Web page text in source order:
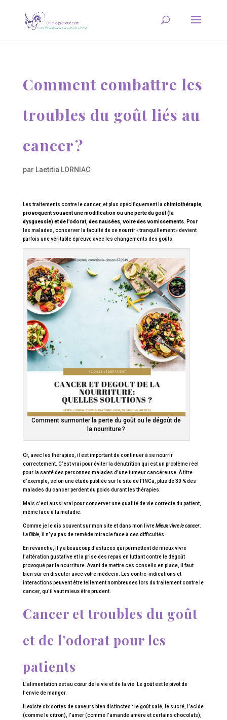
Comment combattre les
troubles du goût liés au
cancer ?
par Laetitia LORNIAC
Les traitements contre le cancer, et plus spécifiquement la chimiothérapie,
provoquent souvent une modification ou une perte du goût (la
dysgueusie) et de l’odorat, des nausées, voire des vomissements. Pour
les malades, conserver la faculté de se nourrir « tranquillement » devient
parfois une véritable épreuve avec les changements des goûts.
Comment surmonter la perte du goût ou le dégoût de
la nourriture ?
Or, avec les thérapies, il est important de continuer à se nourrir
correctement. C’est vrai pour éviter la dénutrition qui est un problème réel
pour la santé des personnes malades d’une tumeur cancéreuse. À titre
d’exemple, selon une étude publiée sur le site de l’INCa, plus de 30 % des
malades du cancer perdent du poids durant les thérapies.
Mais c’est aussi vrai pour conserver une qualité de vie correcte du patient,
même face à la maladie.
Comme je le dis souvent sur mon site et dans mon livreMieux vivre le cancer :
La Bible, il n’y a pas de remède miracle face à ces difficultés.
En revanche, il y a beaucoup d’astuces qui permettent de mieux vivre
l’altération gustative et la prise des repas en luttant contre le dégoût
provoqué par la nourriture. Avant de mettre ces conseils en place, il faut
bien sûr en discuter avec votre médecin. Les contre-indications et
interactions peuvent être tellement nombreuses lors du traitement contre le
cancer, qu’il vaut mieux être prudent.
Cancer et troubles du goût
et de l’odorat pour les
patients
L’alimentation est au cœur de la vie et de la vie. Le goût est le pivot de
l’envie de manger.
Il existe six sortes de saveurs bien distinctes : le goût salé, le sucré, l’acide
(comme le citron), l’amer (comme l’amande amère et certains chocolats),